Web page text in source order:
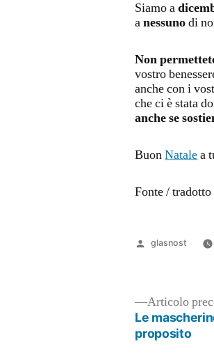
Siamo a
anessunodi
Non
vostro
anche con i
che ci è stata
anche se
BuonNatalea
Fonte /
Pubblicato
glasnost
Navigazione
Articolo
Le
proposito